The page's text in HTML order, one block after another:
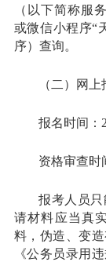
（以下简称服
或微信小程序“
序）查询。
（二）网上
报名时间：
资格审查时
报考人员
请材料应当真
料，伪造、变
《公务员录用